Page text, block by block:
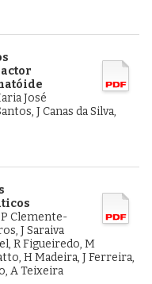
José
J Canas da Silva,
P Clemente-
J Saraiva
R Figueiredo, M
H Madeira, J Ferreira,
A Teixeira